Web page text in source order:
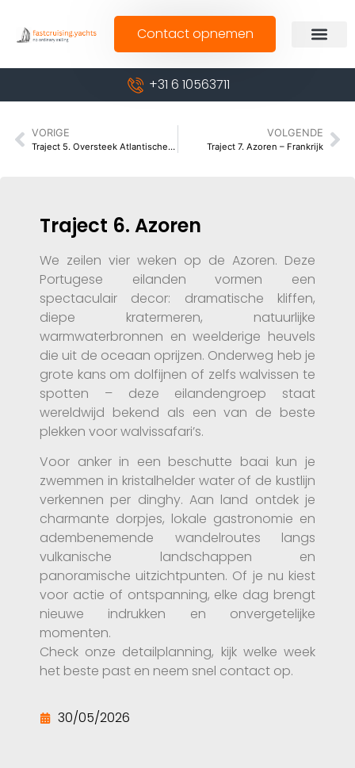
Contact opnemen
+31 6 10563711
VORIGE
Traject 5. Oversteek Atlantische oceaan
VOLGENDE
Traject 7. Azoren – Frankrijk
Traject 6. Azoren
We zeilen vier weken op de Azoren. Deze
Portugese eilanden vormen een
spectaculair decor: dramatische kliffen,
diepe kratermeren, natuurlijke
warmwaterbronnen en weelderige heuvels
die uit de oceaan oprijzen. Onderweg heb je
grote kans om dolfijnen of zelfs walvissen te
spotten – deze eilandengroep staat
wereldwijd bekend als een van de beste
plekken voor walvissafari’s.
Voor anker in een beschutte baai kun je
zwemmen in kristalhelder water of de kustlijn
verkennen per dinghy. Aan land ontdek je
charmante dorpjes, lokale gastronomie en
adembenemende wandelroutes langs
vulkanische landschappen en
panoramische uitzichtpunten. Of je nu kiest
voor actie of ontspanning, elke dag brengt
nieuwe indrukken en onvergetelijke
momenten.
Check onze detailplanning, kijk welke week
het beste past en neem snel contact op.
30/05/2026